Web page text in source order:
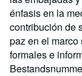
énfasis en la
contribución de
paz en el
formales e